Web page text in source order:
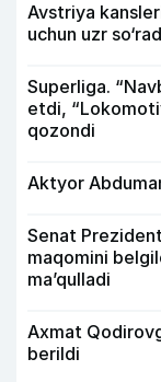
Avstriya
uchun uzr
Superliga.
etdi,
qozondi
Aktyor
Senat
maqomini
ma’qulladi
Axmat
berildi